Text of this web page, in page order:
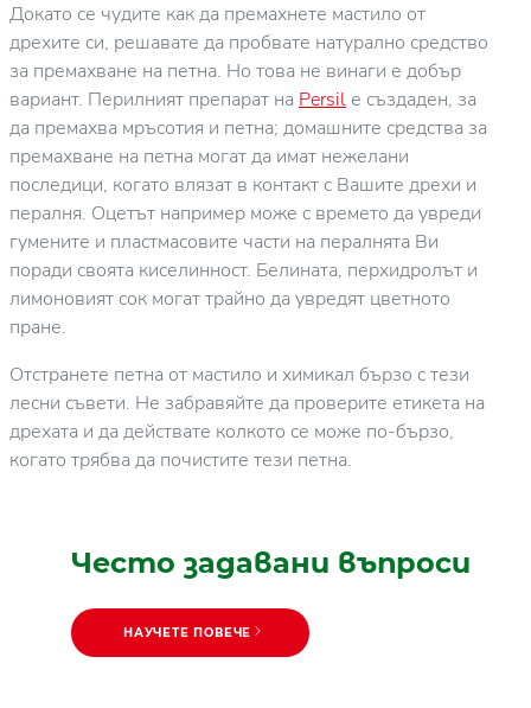
Докато се чудите как да премахнете мастило от
дрехите си, решавате да пробвате натурално средство
за премахване на петна. Но това не винаги е добър
вариант. Перилният препарат на Persil е създаден, за
да премахва мръсотия и петна; домашните средства за
премахване на петна могат да имат нежелани
последици, когато влязат в контакт с Вашите дрехи и
пералня. Оцетът например може с времето да увреди
гумените и пластмасовите части на пералнята Ви
поради своята киселинност. Белината, перхидролът и
лимоновият сок могат трайно да увредят цветното
пране.
Отстранете петна от мастило и химикал бързо с тези
лесни съвети. Не забравяйте да проверите етикета на
дрехата и да действате колкото се може по-бързо,
когато трябва да почистите тези петна.
Често задавани въпроси
НАУЧЕТЕ ПОВЕЧЕ